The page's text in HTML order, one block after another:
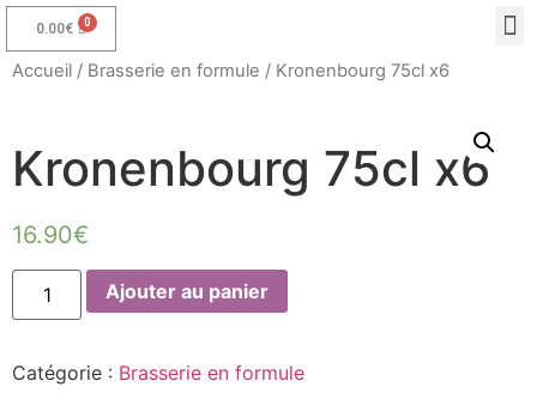
0.00€
Accueil / Brasserie en formule / Kronenbourg 75cl x6
Kronenbourg 75cl x6
16.90€
Ajouter au panier
Catégorie : Brasserie en formule